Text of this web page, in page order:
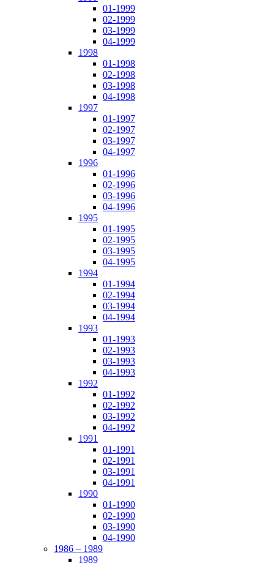
01-1999
02-1999
03-1999
04-1999
1998
01-1998
02-1998
03-1998
04-1998
1997
01-1997
02-1997
03-1997
04-1997
1996
01-1996
02-1996
03-1996
04-1996
1995
01-1995
02-1995
03-1995
04-1995
1994
01-1994
02-1994
03-1994
04-1994
1993
01-1993
02-1993
03-1993
04-1993
1992
01-1992
02-1992
03-1992
04-1992
1991
01-1991
02-1991
03-1991
04-1991
1990
01-1990
02-1990
03-1990
04-1990
1986 – 1989
1989